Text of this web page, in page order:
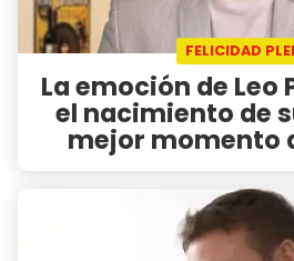
FELICIDAD
La emoción de Leo
el nacimiento de
mejor momento